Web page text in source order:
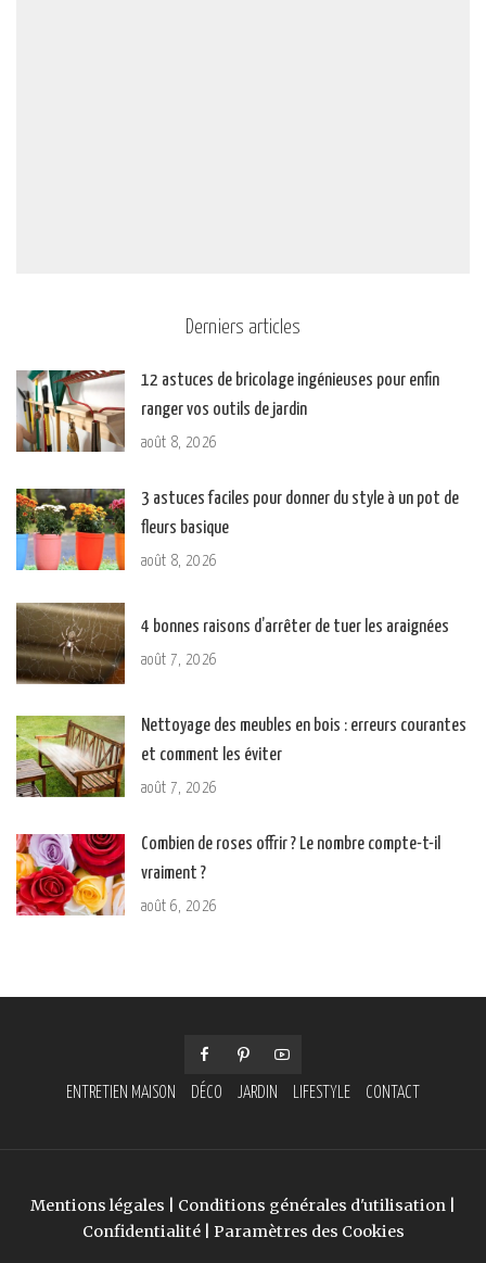
Derniers articles
12 astuces de bricolage ingénieuses pour enfin
ranger vos outils de jardin
août 8, 2026
3 astuces faciles pour donner du style à un pot de
fleurs basique
août 8, 2026
4 bonnes raisons d’arrêter de tuer les araignées
août 7, 2026
Nettoyage des meubles en bois : erreurs courantes
et comment les éviter
août 7, 2026
Combien de roses offrir ? Le nombre compte-t-il
vraiment ?
août 6, 2026
ENTRETIEN MAISON DÉCO JARDIN LIFESTYLE CONTACT
Mentions légales Conditions générales d'utilisation
Confidentialité| Paramètres des Cookies